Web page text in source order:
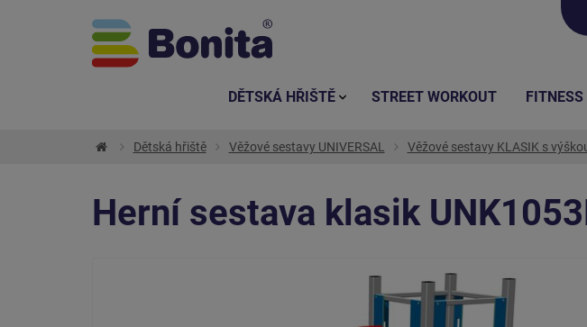
Dětská hřiště Věžové sestavy UNIVERSAL Věžové sestavy KLASIK s
Herní sestava klasik
DĚTSKÁ HŘIŠTĚ STREET WORKOUT